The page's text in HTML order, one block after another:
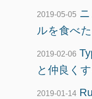
2019-05-05
ルを食べた
2019-02-06
と仲良く
2019-01-14